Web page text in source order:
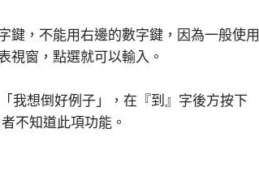
鍵，不能用右邊的數字鍵，因為一般使用
視窗，點選就可以輸入。
我想倒好例子」，在『到』字後方按下
不知道此項功能。